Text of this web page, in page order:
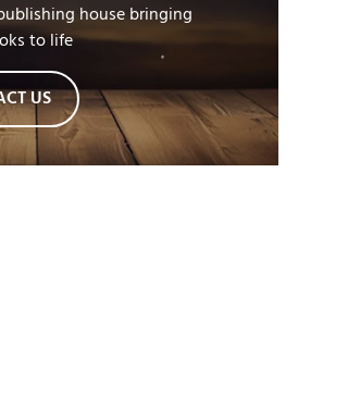
house bringing
to life
US